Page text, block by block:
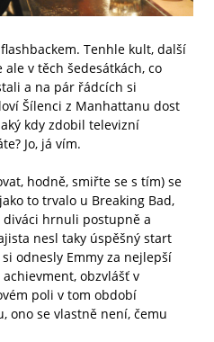
Tenhle kult, další
v těch šedesátkách, co
a na pár řádcích si
Šílenci z Manhattanu dost
kdy zdobil televizní
Jo, já vím.
hodně, smiřte se s tím) se
to trvalo u Breaking Bad,
hrnuli postupně a
nesl taky úspěšný start
odnesly Emmy za nejlepší
obzvlášť v
poli v tom období
ono se vlastně není, čemu